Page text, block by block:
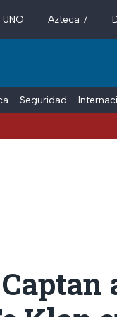
Azteca 7
Seguridad